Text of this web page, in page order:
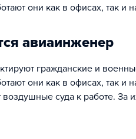
они как в офисах, так и
авиаинженер
гражданские и
они как в офисах, так и
воздушные суда к работе.